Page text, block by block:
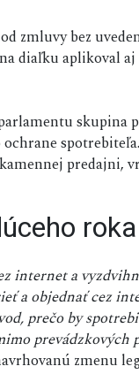
zmluvy bez
diaľku aplikoval
skupina
predajni,
roka
internet a
a objednať cez
prečo by
prevádzkových
zmenu